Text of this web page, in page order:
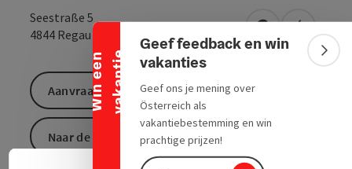
W
i
n
e
e
n
v
a
k
a
n
t
ie
Banner inklappen
Geef feedback en win
vakanties
Geef ons je mening over
Österreich als
vakantiebestemming en win
prachtige prijzen!
Seestraße 5
4844 Regau Openen inOpenen
Aanvraag versturen
Naar de website